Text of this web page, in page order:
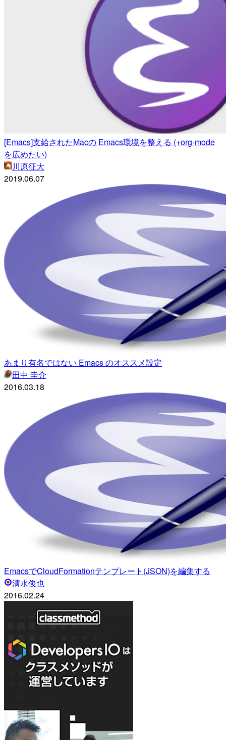
[Emacs]支給されたMacの Emacs環境を整える (+org-mode
を広めたい)
川原征大
2019.06.07
あまり有名ではない Emacs のオススメ設定
田中 圭介
2016.03.18
EmacsでCloudFormationテンプレート(JSON)を編集する
清水俊也
2016.02.24